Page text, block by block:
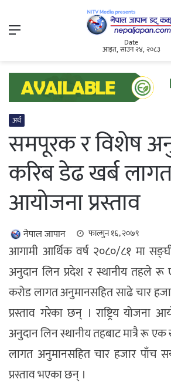
Menu
Date
आइत, साउन २४, २०८३
अर्थ
समपूरक र विशेष
करिब डेढ खर्ब
आयोजना प्रस्ताव
नेपाल जापान फाल्गुन १६, २०७९
आगामी आर्थिक वर्ष २०८०/८१ मा
अनुदान लिन प्रदेश र स्थानीय तहले
करोड लागत अनुमानसहित साढे चार
प्रस्ताव गरेका छन् । राष्ट्रिय योजना
अनुदान लिन स्थानीय तहबाट मात्रै रू एक
लागत अनुमानसहित चार हजार पाँच
प्रस्ताव भएका छन् ।